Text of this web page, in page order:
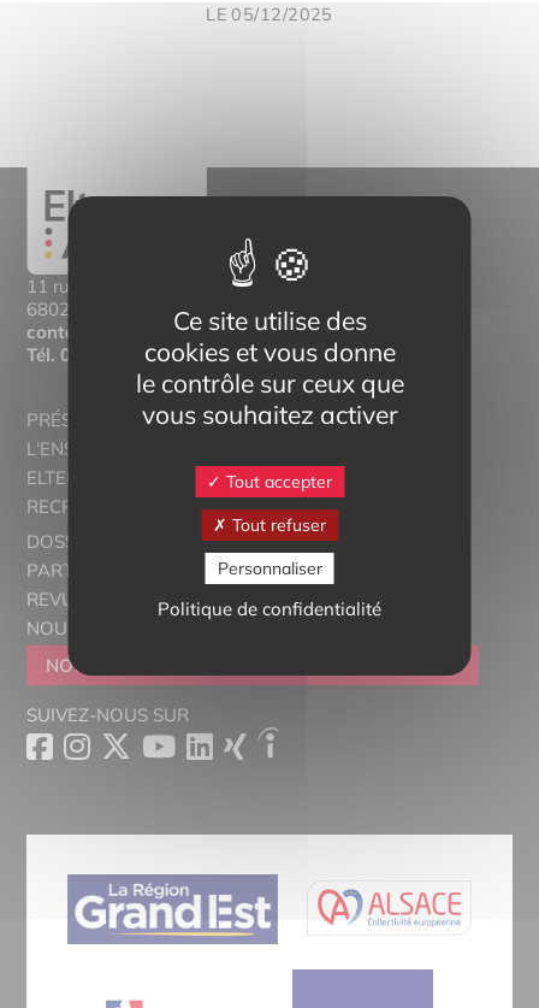
LE 05/12/2025
11 rue Mittlerweg,
68025 Colmar Cedex
contact@eltern-bilinguisme.org
Tél.03 89 20 46 74
PRÉSENTATION
L'ENSEIGNEMENT BILINGUE
ELTERN ALSACE - EUROSTAGES
RECRUTORRS
DOSSIERS THÉMATIQUES
PARTENAIRES
REVUE DE PRESSE
NOUS CONTACTER
NOUS REJOINDRE
DEVENIR SYMPATHISANT
SUIVEZ-NOUS SUR
Ce site utilise des
cookies et vous donne
le contrôle sur ceux que
vous souhaitez activer
Tout accepter
Tout refuser
Personnaliser
Politique de confidentialité